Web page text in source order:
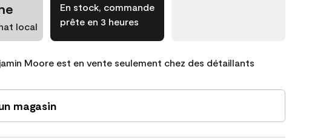
local
En stock, commande
prête en 3 heures
Moore est en vente seulement chez des détaillants
magasin